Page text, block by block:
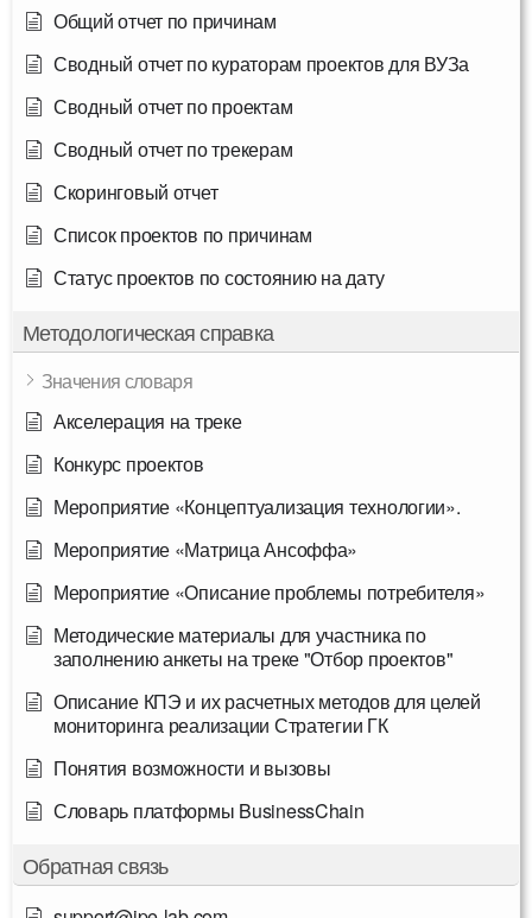
Общий отчет по причинам
Сводный отчет по кураторам проектов для ВУЗа
Сводный отчет по проектам
Сводный отчет по трекерам
Скоринговый отчет
Список проектов по причинам
Статус проектов по состоянию на дату
Методологическая справка
Значения словаря
Акселерация на треке
Конкурс проектов
Мероприятие «Концептуализация технологии».
Мероприятие «Матрица Ансоффа»
Мероприятие «Описание проблемы потребителя»
Методические материалы для участника по
заполнению анкеты на треке "Отбор проектов"
Описание КПЭ и их расчетных методов для целей
мониторинга реализации Стратегии ГК
Понятия возможности и вызовы
Словарь платформы BusinessChain
Обратная связь